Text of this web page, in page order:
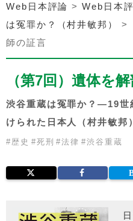
Web日本評論 >Web日本
は冤罪か？（村井敏邦）
>
師の証言
（第7回）遺体を
渋谷重蔵は冤罪か？―19世
けられた日本人（村井敏邦
# 歴史 #死刑 #法律 #渋谷重蔵